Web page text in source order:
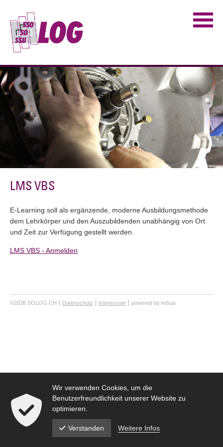
LMS VBS
E-Learning soll als ergänzende, moderne Ausbildungsmethode
dem Lehrkörper und den Auszubildenden unabhängig von Ort
und Zeit zur Verfügung gestellt werden.
LMS VBS - Anmelden
©2026 SOLOG.CH Datenschutz Impressum powered by indual
Wir verwenden Cookies, um die
Benutzerfreundlichkeit unserer Website zu
optimieren.
Verstanden Weitere Infos